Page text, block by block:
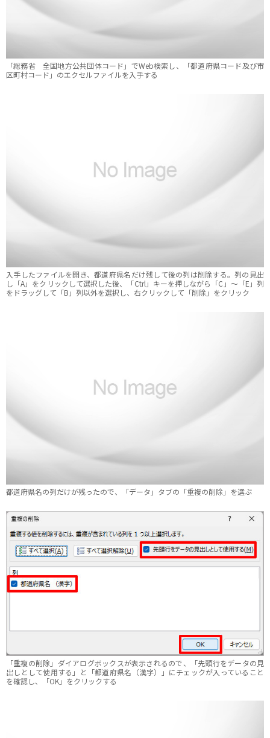
「総務省 全国地方公共団体コード」でWeb検索し、「都道府県コード及び市
区町村コード」のエクセルファイルを入手する
入手したファイルを開き、都道府県名だけ残して後の列は削除する。列の見出
し「A」をクリックして選択した後、「Ctrl」キーを押しながら「C」～「E」列
をドラッグして「B」列以外を選択し、右クリックして「削除」をクリック
都道府県名の列だけが残ったので、「データ」タブの「重複の削除」を選ぶ
「重複の削除」ダイアログボックスが表示されるので、「先頭行をデータの見
出しとして使用する」と「都道府県名（漢字）」にチェックが入っていること
を確認し、「OK」をクリックする